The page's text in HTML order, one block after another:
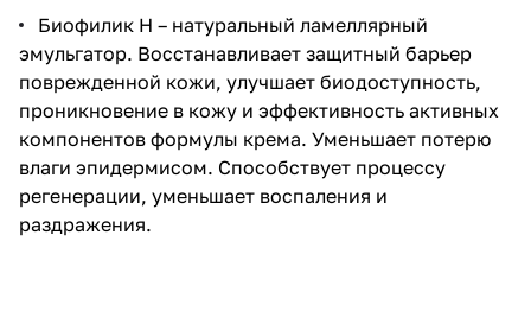
Биофилик H – натуральный ламеллярный
эмульгатор. Восстанавливает защитный барьер
поврежденной кожи, улучшает биодоступность,
проникновение в кожу и эффективность активных
компонентов формулы крема. Уменьшает потерю
влаги эпидермисом. Способствует процессу
регенерации, уменьшает воспаления и
раздражения.